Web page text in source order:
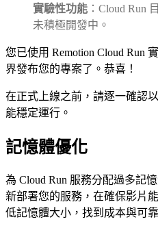
實驗性功能 ：Cloud Run
未積極開發中。
您已使用 Remotion Cloud Run
界發布您的專案了。恭喜！
在正式上線之前，請逐一確認
能穩定運行。
記憶體優化
為 Cloud Run 服務分配過多記
新部署您的服務，在確保影片
低記憶體大小，找到成本與可